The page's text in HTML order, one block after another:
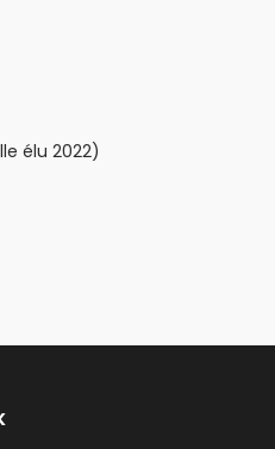
élu 2022)